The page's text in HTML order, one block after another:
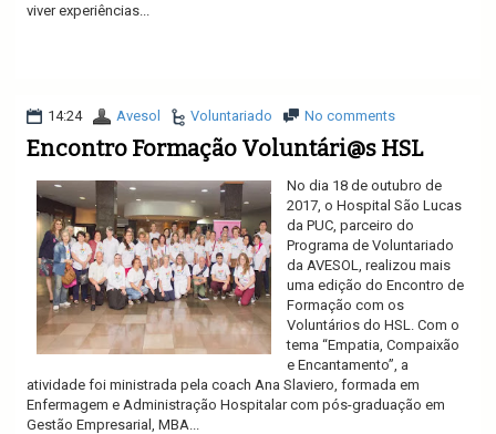
viver experiências...
14:24 Avesol Voluntariado No comments
Encontro Formação Voluntári@s HSL
No dia 18 de outubro de
2017, o Hospital São Lucas
da PUC, parceiro do
Programa de Voluntariado
da AVESOL, realizou mais
uma edição do Encontro de
Formação com os
Voluntários do HSL. Com o
tema “Empatia, Compaixão
e Encantamento”, a
atividade foi ministrada pela coach Ana Slaviero, formada em
Enfermagem e Administração Hospitalar com pós-graduação em
Gestão Empresarial, MBA...